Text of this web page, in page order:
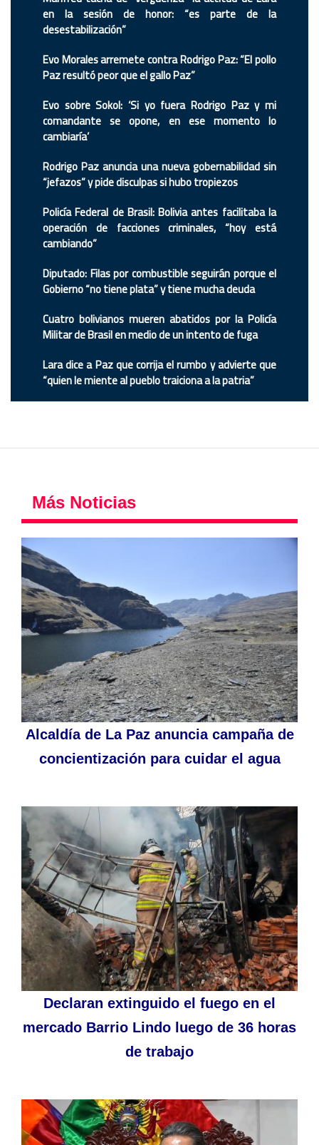
en la sesión de honor: “es parte de la
desestabilización”
Evo Morales arremete contra Rodrigo Paz: “El pollo
Paz resultó peor que el gallo Paz”
Evo sobre Sokol: ‘Si yo fuera Rodrigo Paz y mi
comandante se opone, en ese momento lo
cambiaría’
Rodrigo Paz anuncia una nueva gobernabilidad sin
“jefazos” y pide disculpas si hubo tropiezos
Policía Federal de Brasil: Bolivia antes facilitaba la
operación de facciones criminales, “hoy está
cambiando”
Diputado: Filas por combustible seguirán porque el
Gobierno “no tiene plata” y tiene mucha deuda
Cuatro bolivianos mueren abatidos por la Policía
Militar de Brasil en medio de un intento de fuga
Lara dice a Paz que corrija el rumbo y advierte que
“quien le miente al pueblo traiciona a la patria”
Más Noticias
Alcaldía de La Paz anuncia campaña de
concientización para cuidar el agua
Declaran extinguido el fuego en el
mercado Barrio Lindo luego de 36 horas
de trabajo